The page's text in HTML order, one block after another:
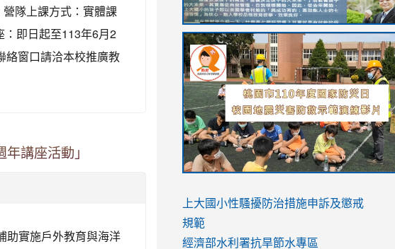
隊上課方式：實體課
：即日起至113年6月2
絡窗口請洽本校推廣教
講座活動」
實施戶外教育與海洋
link
to
https://sites.google.com/stes.tyc.edu.tw/
link
to
https://drive.google.com/file/d/
usp=sharing
link
to
https://youtu.be/jJOMVWY3-
8M
link
to
https://drive.google.com/file/d/
usp=sharing
to
https://www.youtube.com/watch?
v=hC_gdZndU9s
to
https://www.youtube.com/watch?
v=hC_gdZndU9s
link
to
https://www.youtube.com/watch?
上大國小性騷擾防治措施申訴及懲戒
規範
經濟部水利署抗旱節水專區